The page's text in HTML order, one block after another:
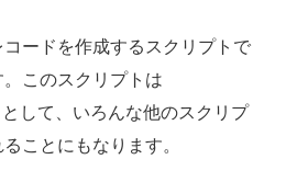
ードを作成するスクリプトで
このスクリプトは
として、いろんな他のスクリプ
ことにもなります。